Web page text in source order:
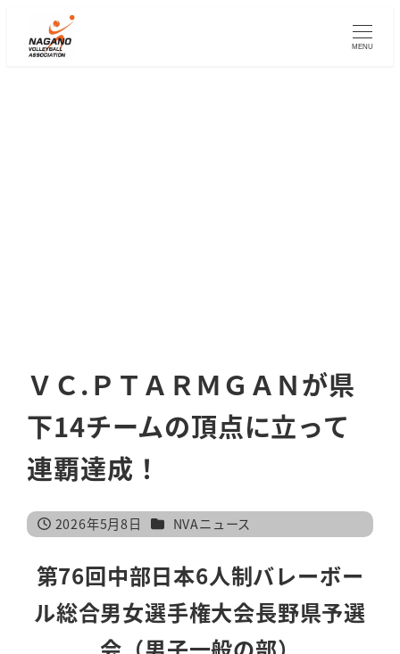
MENU
ＶＣ.ＰＴＡＲＭＧＡＮが県
下14チームの頂点に立って
連覇達成！
投稿日
2026年5月8日 カテゴリー
NVAニュース
第76回中部日本6人制バレーボー
ル総合男女選手権大会長野県予選